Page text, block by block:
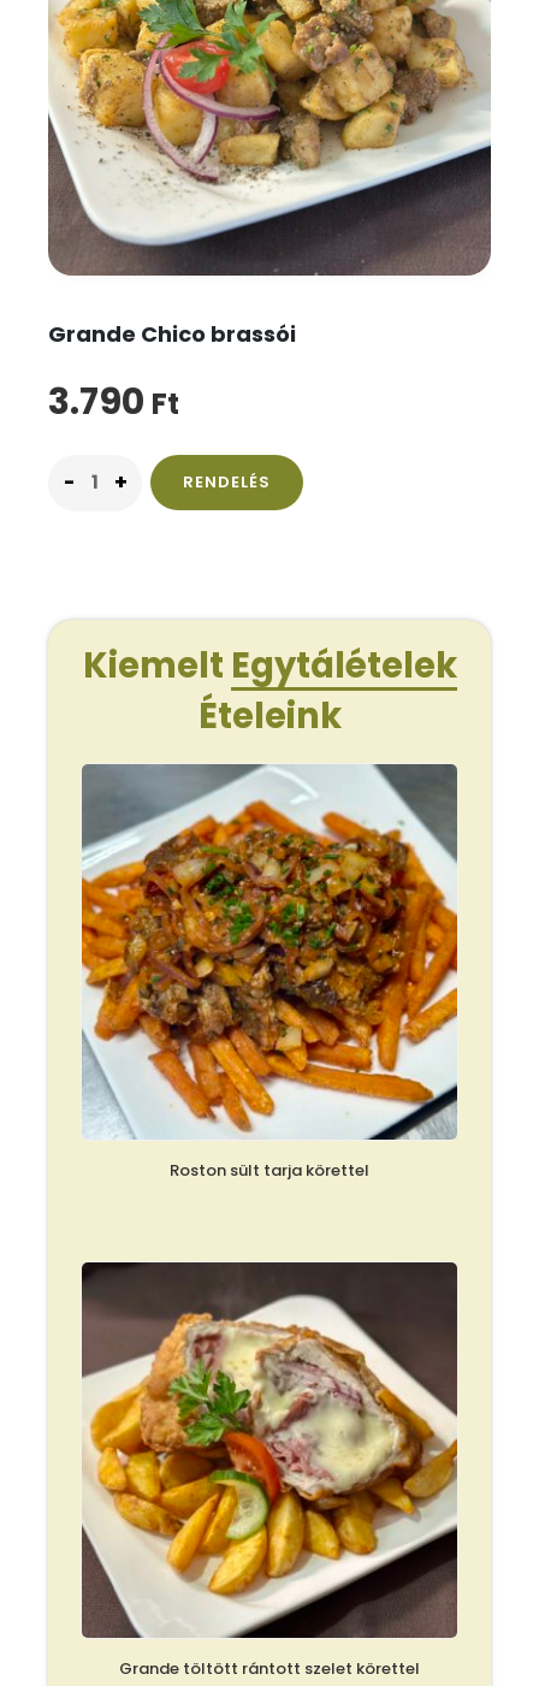
Grande Chico brassói
3.790 Ft
RENDELÉS
Kiemelt Egytálételek
Ételeink
Roston sült tarja körettel
Grande töltött rántott szelet körettel